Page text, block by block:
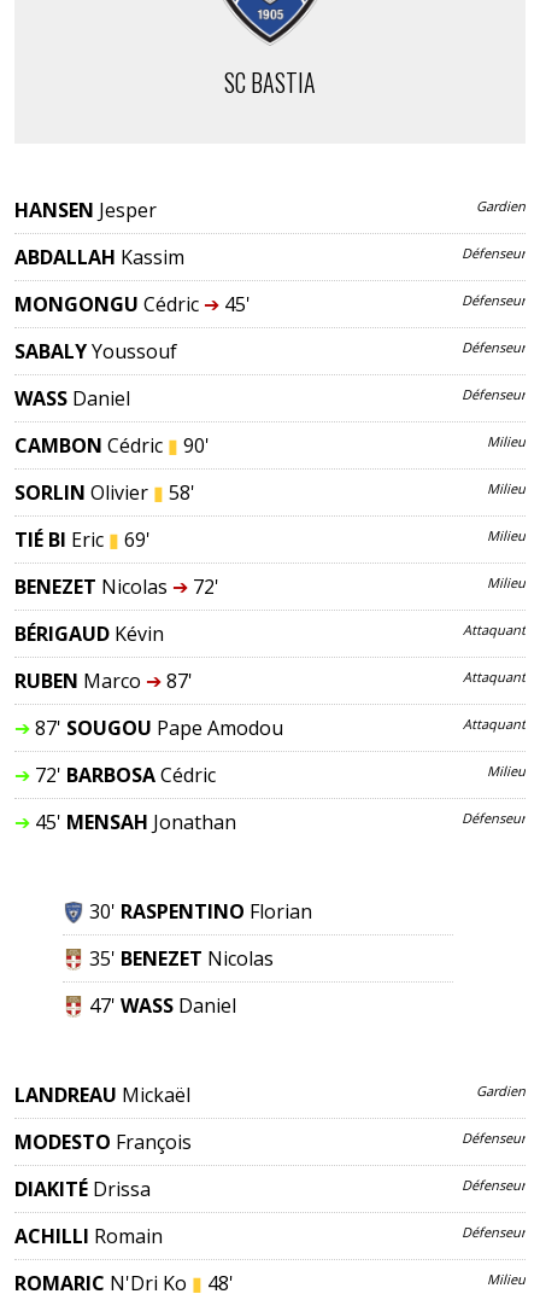
SC BASTIA
HANSEN Jesper Gardien
ABDALLAH Kassim Défenseur
MONGONGU Cédric ➔45' Défenseur
SABALYYoussouf Défenseur
WASS Daniel Défenseur
CAMBON Cédric ▮ 90' Milieu
SORLIN Olivier ▮ 58' Milieu
TIÉ BI Eric ▮ 69' Milieu
BENEZET Nicolas ➔72' Milieu
BÉRIGAUD Kévin Attaquant
RUBEN Marco ➔87' Attaquant
➔87' SOUGOU Pape Amodou Attaquant
➔72' BARBOSACédric Milieu
➔45' MENSAH Jonathan Défenseur
30' RASPENTINO Florian
35' BENEZET Nicolas
47' WASS Daniel
LANDREAU Mickaël Gardien
MODESTO François Défenseur
DIAKITÉ Drissa Défenseur
ACHILLI Romain Défenseur
ROMARIC N'Dri Koffi ▮ 48' Milieu